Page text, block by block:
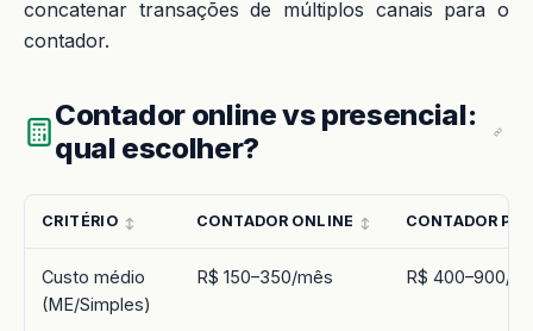
concatenar transações de múltiplos canais para o
contador.
Contador online vs presencial:
qual escolher?
CRITÉRIO CONTADOR ONLINE CONTADOR
Custo médio
(ME/Simples)
R$ 150–350/mês R$ 400–900/